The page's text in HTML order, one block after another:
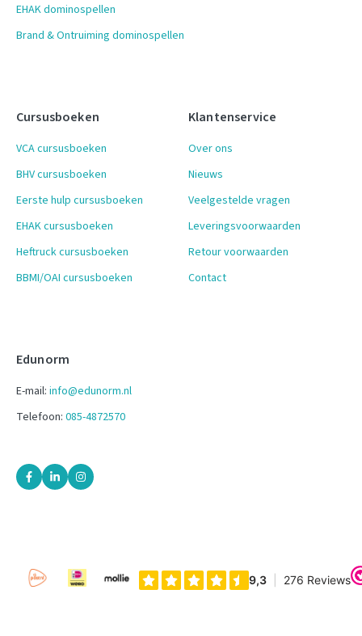
EHAK dominospellen
Brand & Ontruiming dominospellen
Cursusboeken
VCA cursusboeken
BHV cursusboeken
Eerste hulp cursusboeken
EHAK cursusboeken
Heftruck cursusboeken
BBMI/OAI cursusboeken
Klantenservice
Over ons
Nieuws
Veelgestelde vragen
Leveringsvoorwaarden
Retour voorwaarden
Contact
Edunorm
E-mail: info@edunorm.nl
Telefoon: 085-4872570